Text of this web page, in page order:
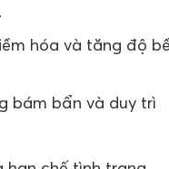
hóa và tăng độ
bám bẩn và duy trì